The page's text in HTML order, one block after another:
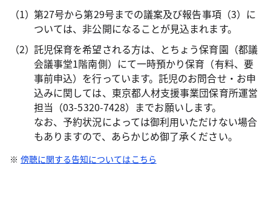
第27号から第29号までの議案及び報告事項（3）に
ついては、非公開になることが見込まれます。
託児保育を希望される方は、とちょう保育園（都議
会議事堂1階南側）にて一時預かり保育（有料、要
事前申込）を行っています。託児のお問合せ・お申
込みに関しては、東京都人材支援事業団保育所運営
担当（03-5320-7428）までお願いします。
なお、予約状況によっては御利用いただけない場合
もありますので、あらかじめ御了承ください。
傍聴に関する告知についてはこちら